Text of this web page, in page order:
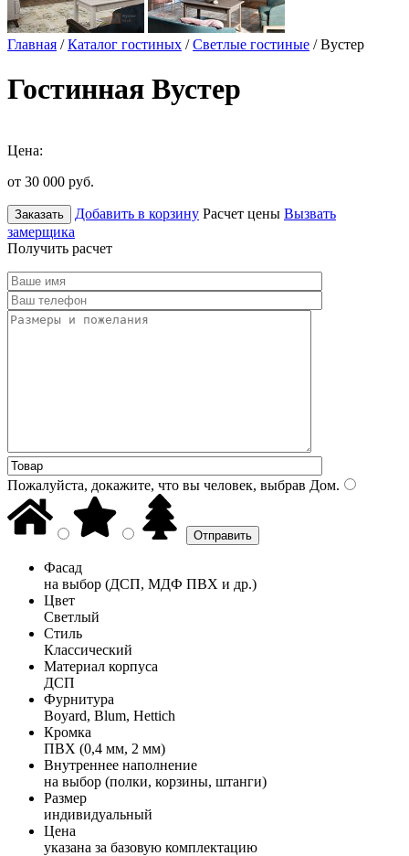
Главная /Каталог гостиных /Светлые гостиные / Вустер
Гостинная Вустер
Цена:
от 30 000 руб.
Заказать Добавить в корзину Расчет цены Вызвать
замерщика
Получить расчет
Пожалуйста, докажите, что вы человек, выбрав Дом.
Фасад
на выбор (ДСП, МДФ ПВХ и др.)
Цвет
Светлый
Стиль
Классический
Материал корпуса
ДСП
Фурнитура
Boyard, Blum, Hettich
Кромка
ПВХ (0,4 мм, 2 мм)
Внутреннее наполнение
на выбор (полки, корзины, штанги)
Размер
индивидуальный
Цена
указана за базовую комплектацию